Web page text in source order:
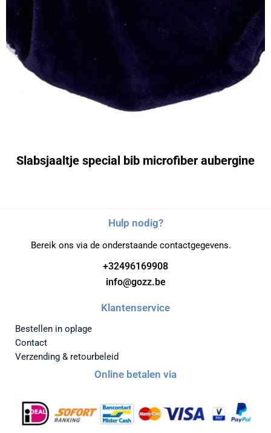
Slabsjaaltje special bib microfiber aubergine
Hulp nodig?
Bereik ons via de onderstaande contactgegevens.
+32496169908
info@gozz.be
Klantenservice
Bestellen in oplage
Contact
Verzending & retourbeleid
Online betalen via